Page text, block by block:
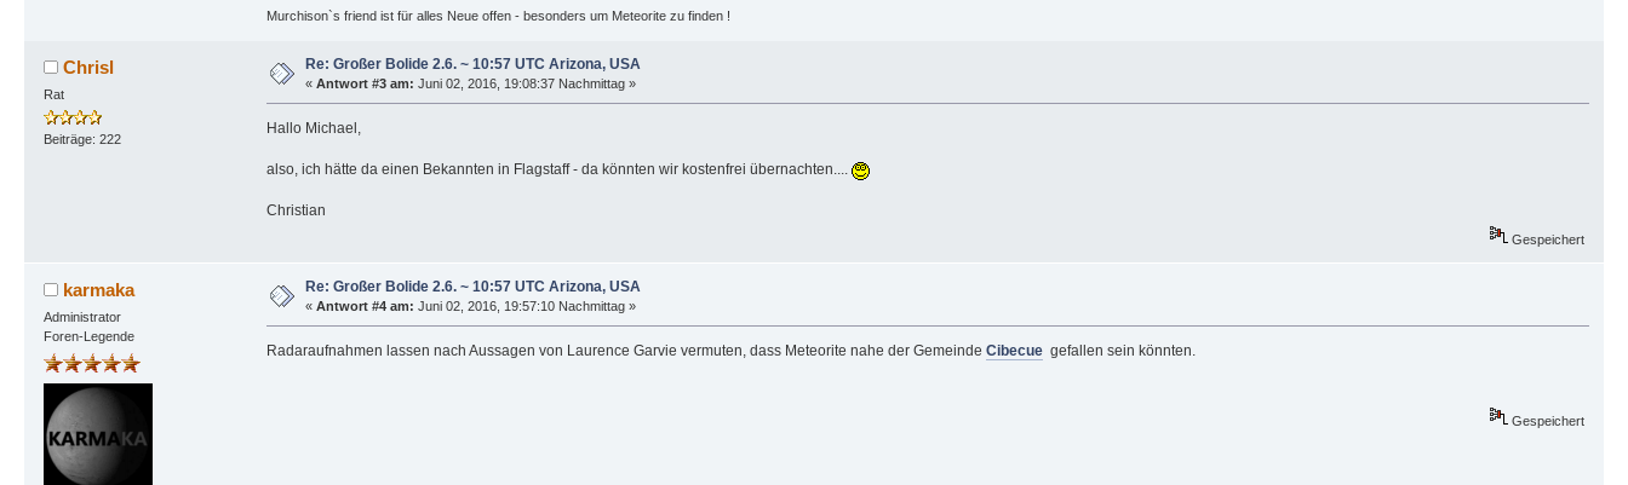
Murchison`s friend ist für alles Neue offen - besonders um Meteorite zu finden !
Chrisl
Rat
Beiträge: 222
Re: Großer Bolide 2.6. ~ 10:57 UTC Arizona, USA
« Antwort #3 am: Juni 02, 2016, 19:08:37 Nachmittag »
Hallo Michael,
also, ich hätte da einen Bekannten in Flagstaff - da könnten wir kostenfrei übernachten....
Christian
Gespeichert
karmaka
Administrator
Foren-Legende
Re: Großer Bolide 2.6. ~ 10:57 UTC Arizona, USA
« Antwort #4 am: Juni 02, 2016, 19:57:10 Nachmittag »
Radaraufnahmen lassen nach Aussagen von Laurence Garvie vermuten, dass Meteorite nahe der Gemeinde Cibecuegefallen sein könnten.
Gespeichert